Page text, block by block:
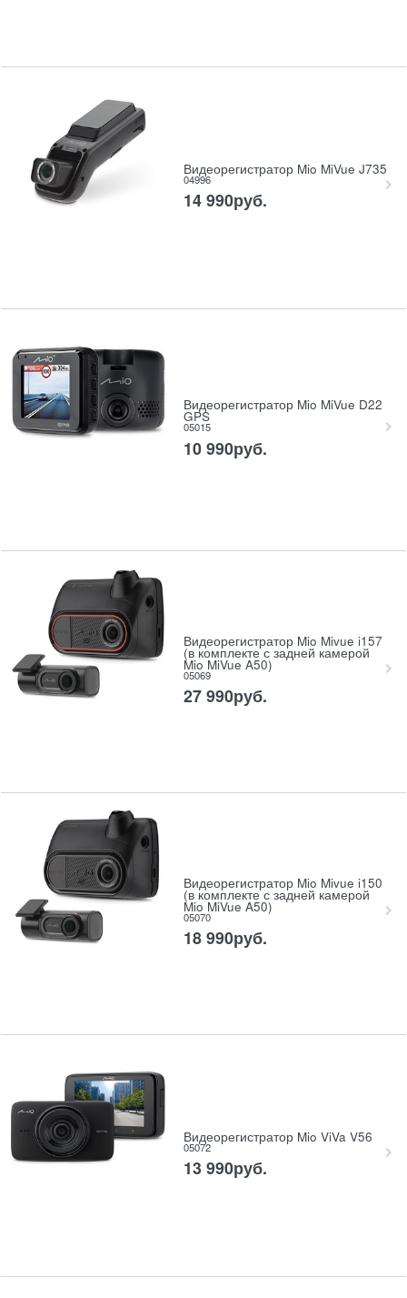
Видеорегистратор Mio MiVue J735
04996
14 990руб.
Видеорегистратор Mio MiVue D22
GPS
05015
10 990руб.
Видеорегистратор Mio Mivue i157
(в комплекте с задней камерой
Mio MiVue A50)
05069
27 990руб.
Видеорегистратор Mio Mivue i150
(в комплекте с задней камерой
Mio MiVue A50)
05070
18 990руб.
Видеорегистратор Mio ViVa V56
05072
13 990руб.